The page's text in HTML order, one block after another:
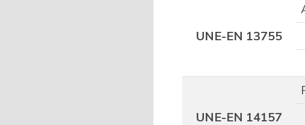
UNE-EN 13755
UNE-EN 14157